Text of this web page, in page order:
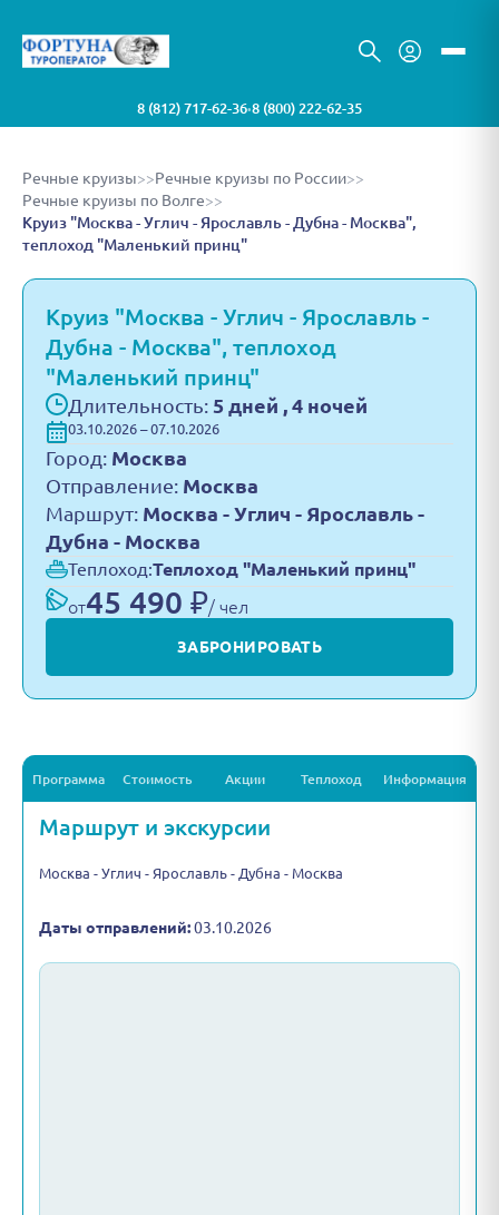
8 (812) 717-62-36•8 (800) 222-62-35
Речные круизы>>Речные круизы по России>>
Речные круизы по Волге>>
Круиз "Москва - Углич - Ярославль - Дубна - Москва",
теплоход "Маленький принц"
Круиз "Москва - Углич - Ярославль -
Дубна - Москва", теплоход
"Маленький принц"
Длительность: 5 дней , 4 ночей
03.10.2026 – 07.10.2026
Город: Москва
Отправление: Москва
Маршрут: Москва - Углич - Ярославль -
Дубна - Москва
Теплоход:Теплоход "Маленький принц"
от45 490 ₽/ чел
ЗАБРОНИРОВАТЬ
Программа Стоимость Акции Теплоход Информация
Маршрут и экскурсии
Москва - Углич - Ярославль - Дубна - Москва
Даты отправлений:03.10.2026